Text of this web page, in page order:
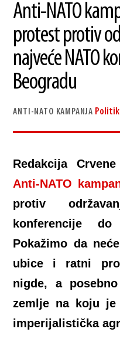
Anti-NATO
protest protiv
najveće NATO
Beogradu
ANTI-NATO KAMPANJA
Redakcija
Anti-NATO
protiv
konferencije
Pokažimo da
ubice i ratni
nigde, a
zemlje na koju je
imperijalistička